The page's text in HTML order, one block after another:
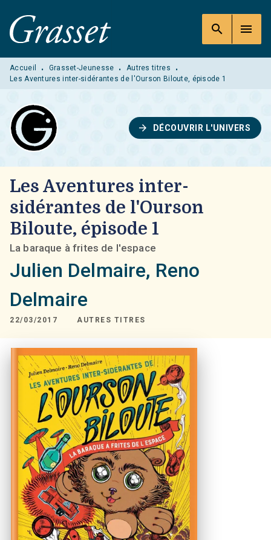
MENU RECHERCHE
PIED DE PAGE
search menu
Accueil • Grasset-Jeunesse • Autres titres
•
Les Aventures inter-sidérantes de l'Ourson Biloute, épisode 1
arrow_forward DÉCOUVRIR L'UNIVERS
Les Aventures inter-
sidérantes de l'Ourson
Biloute, épisode 1
La baraque à frites de l'espace
Julien Delmaire, Reno
Delmaire
22/03/2017 AUTRES TITRES